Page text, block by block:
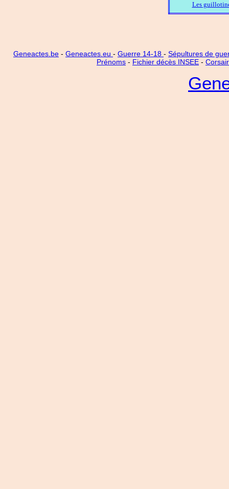
Les
Geneactes.be - Geneactes.eu - Guerre 14-18 - Sépultures de
Prénoms - Fichier décès INSEE -